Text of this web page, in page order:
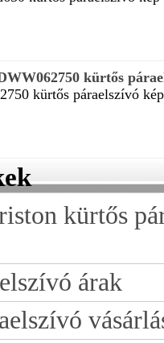
kürtős
kürtős páraelszívó
kürtős
árak